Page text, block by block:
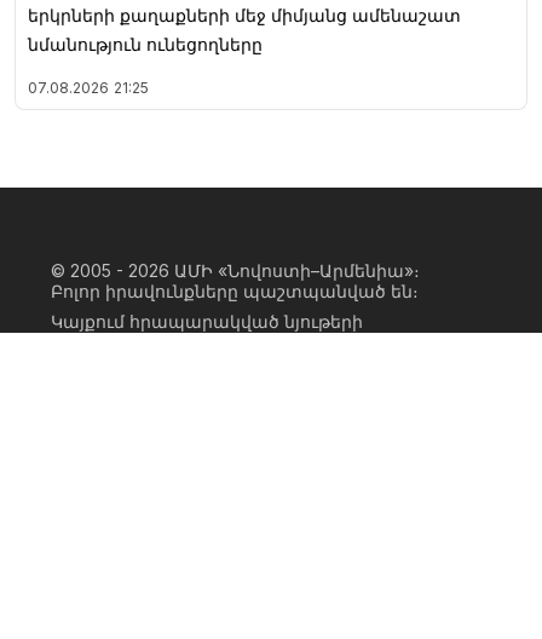
երկրների քաղաքների մեջ միմյանց ամենաշատ
նմանություն ունեցողները
07.08.2026 21:25
© 2005 - 2026 ԱՄԻ «Նովոստի–Արմենիա»։
Բոլոր իրավունքները պաշտպանված են։
Կայքում հրապարակված նյութերի